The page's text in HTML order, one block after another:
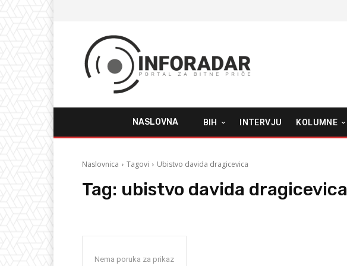
NASLOVNA BIH INTERVJU KOLUMNE
Naslovnica Tagovi Ubistvo davida dragicevica
Tag: ubistvo davida dragicevica
Nema poruka za prikaz